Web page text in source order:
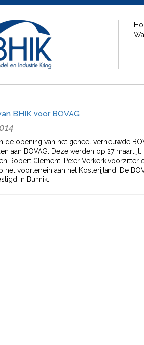
BHIK voor BOVAG
de opening van het geheel vernieuwde
aan BOVAG. Deze werden op 27 maart
Robert Clement, Peter Verkerk voorzitter
het voorterrein aan het Kosterijland. De
in Bunnik.